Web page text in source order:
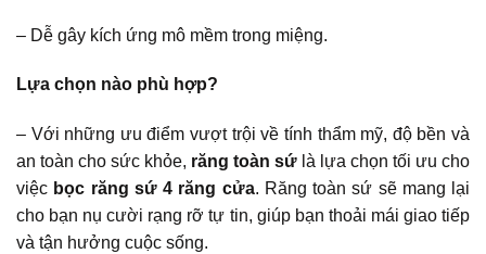
– Dễ gây kích ứng mô mềm trong miệng.
Lựa chọn nào phù hợp?
– Với những ưu điểm vượt trội về tính thẩm mỹ, độ bền và
an toàn cho sức khỏe, răng toàn sứ là lựa chọn tối ưu cho
việc bọc răng sứ 4 răng cửa. Răng toàn sứ sẽ mang lại
cho bạn nụ cười rạng rỡ tự tin, giúp bạn thoải mái giao tiếp
và tận hưởng cuộc sống.